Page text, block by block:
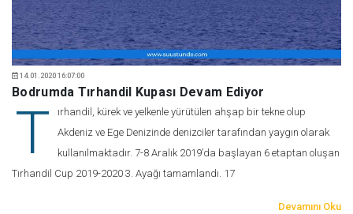
14.01.2020 16:07:00
Bodrumda Tırhandil Kupası Devam Ediyor
T
ırhandil, kürek ve yelkenle yürütülen ahşap bir tekne olup
Akdeniz ve Ege Denizinde denizciler tarafından yaygın olarak
kullanılmaktadır. 7-8 Aralık 2019’da başlayan 6 etaptan oluşan
Tırhandil Cup 2019-2020 3. Ayağı tamamlandı. 17
Devamını Oku